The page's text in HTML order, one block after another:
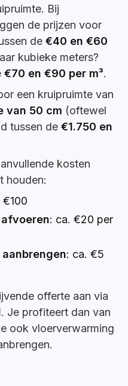
Bij
de prijzen voor
de€40 en €60
kubieke meters?
€70 en €90 per m³.
een kruipruimte van
van 50 cm (oftewel
tussen de€1.750 en
kosten
houden:
: ca. €20 per
: ca. €5
offerte aan via
. Je profiteert dan van
ook vloerverwarming